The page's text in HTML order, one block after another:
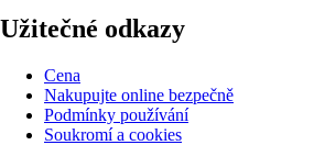
Užitečné odkazy
Cena
Nakupujte online bezpečně
Podmínky používání
Soukromí a cookies